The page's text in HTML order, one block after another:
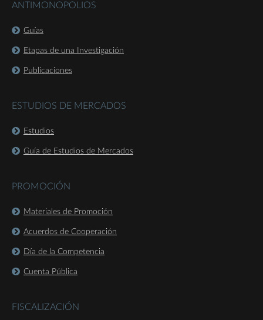
ANTIMONOPOLIOS
Guías
Etapas de una Investigación
Publicaciones
ESTUDIOS DE MERCADOS
Estudios
Guía de Estudios de Mercados
PROMOCIÓN
Materiales de Promoción
Acuerdos de Cooperación
Día de la Competencia
Cuenta Pública
FISCALIZACIÓN